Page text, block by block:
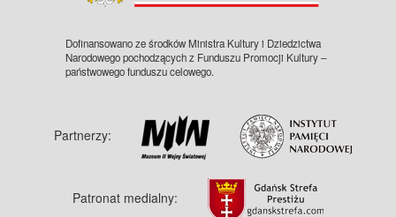
Dofinansowano ze środków Ministra Kultury i Dziedzictwa
Narodowego pochodzących z Funduszu Promocji Kultury –
państwowego funduszu celowego.
Partnerzy:
Patronat medialny: